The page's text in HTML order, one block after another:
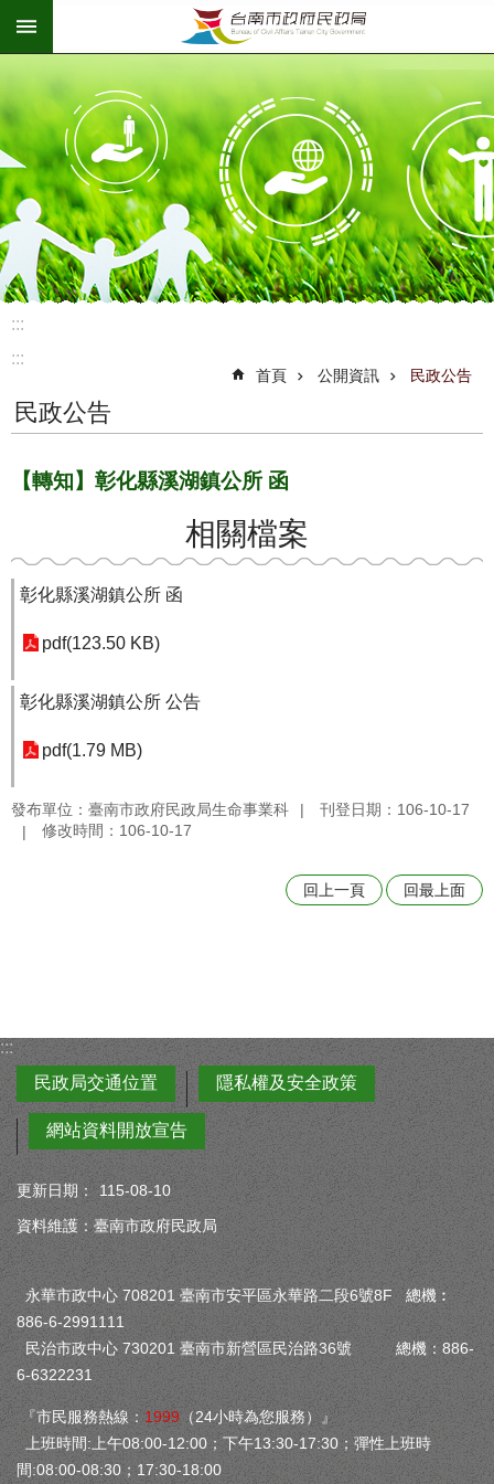
跳到主要內容區塊
:::
:::
首頁 公開資訊 民政公告
民政公告
【轉知】彰化縣溪湖鎮公所 函
相關檔案
彰化縣溪湖鎮公所 函
pdf(123.50 KB)
彰化縣溪湖鎮公所 公告
pdf(1.79 MB)
發布單位：臺南市政府民政局生命事業科
刊登日期：106-10-17
修改時間：106-10-17
回上一頁 回最上面
:::
民政局交通位置
隱私權及安全政策
網站資料開放宣告
更新日期：
115-08-10
資料維護：臺南市政府民政局
永華市政中心 708201 臺南市安平區永華路二段6號8F 總機︰
886-6-2991111
民治市政中心 730201 臺南市新營區民治路36號 總機：886-
6-6322231
『市民服務熱線： 1999 （24小時為您服務）』
上班時間:上午08:00-12:00；下午13:30-17:30；彈性上班時
間:08:00-08:30；17:30-18:00